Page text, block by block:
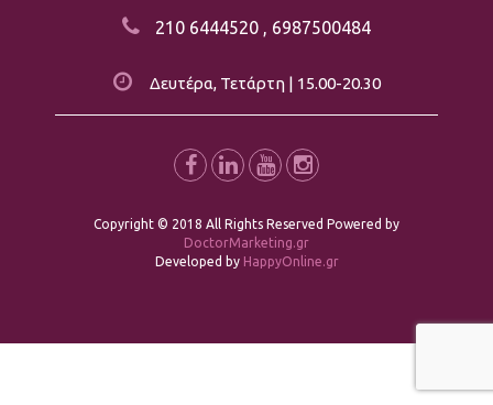
210 6444520 , 6987500484
Δευτέρα, Τετάρτη | 15.00-20.30
Copyright © 2018 All Rights Reserved Powered by
DoctorMarketing.gr
Developed by HappyOnline.gr